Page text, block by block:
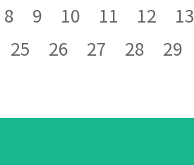
8 9 10 11 12 13
25 26 27 28 29